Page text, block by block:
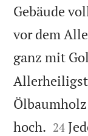
Gebäude
vor dem
ganz mit
hoch. 

24